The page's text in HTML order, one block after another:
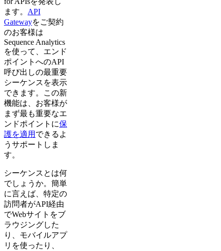
ます。 API
Gatewayをご契約
のお客様は
Sequence Analytics
を使って、エンド
ポイントへのAPI
呼び出しの最重要
シーケンスを表示
できます。この新
機能は、お客様が
まず最も重要なエ
ンドポイントに保
護を適用 できるよ
うサポートしま
す。
シーケンスとは何
でしょうか。簡単
に言えば、特定の
訪問者がAPI経由
でWebサイトをブ
ラウジングした
り、モバイルアプ
リを使ったり、